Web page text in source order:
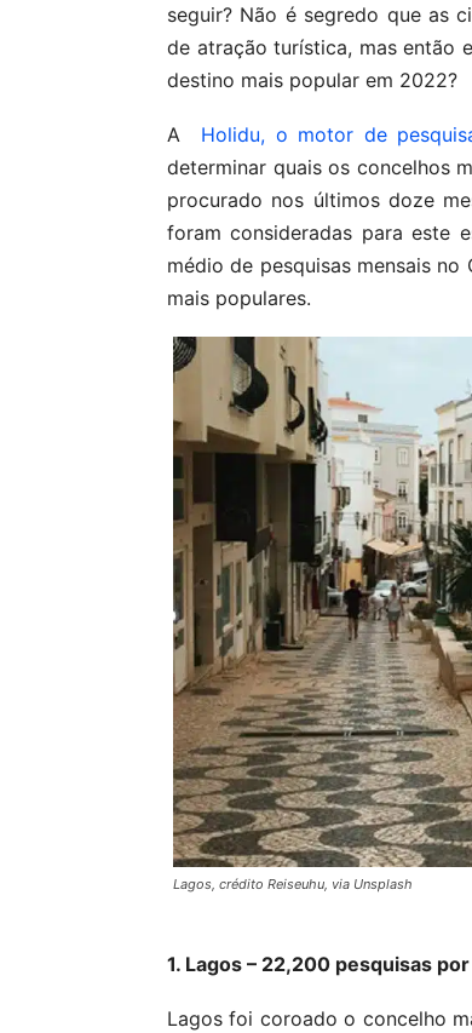
seguir? Não é segredo que as
de atração turística, mas então
destino mais popular em 2022?
A Holidu, o motor de
determinar quais os concelhos
procurado nos últimos doze
foram consideradas para este
médio de pesquisas mensais
mais populares.
Lagos, crédito Reiseuhu, via Unsplash
1. Lagos – 22,200 pesquisas
Lagos foi coroado o concelho